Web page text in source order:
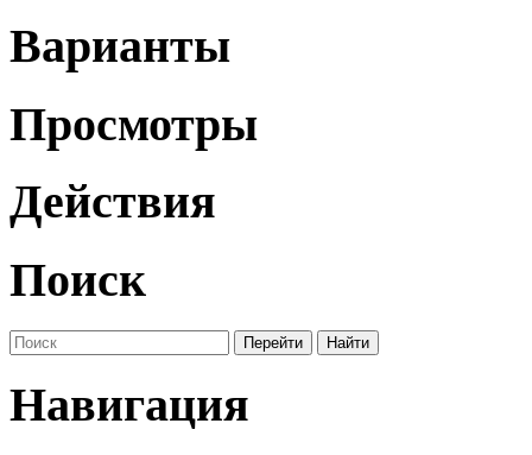
Варианты
Просмотры
Действия
Поиск
Навигация